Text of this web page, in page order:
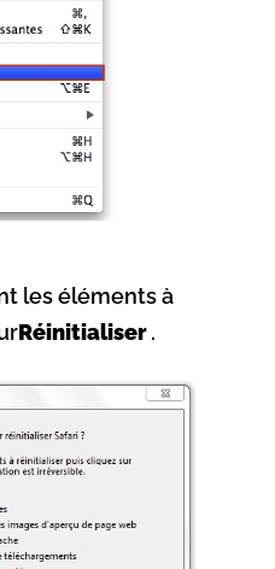
les éléments à
Réinitialiser .